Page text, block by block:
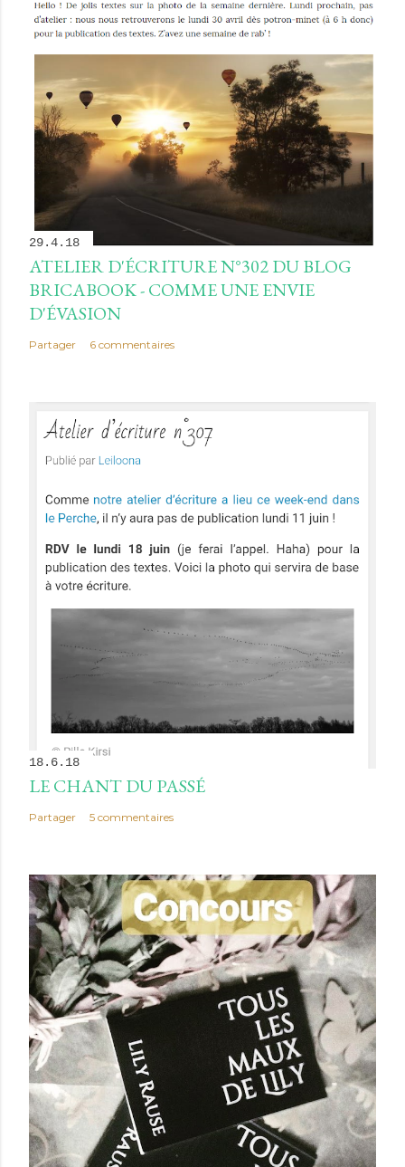
29.4.18
ATELIER D'ÉCRITURE N°302 DU BLOG
BRICABOOK - COMME UNE ENVIE
D'ÉVASION
Partager 6 commentaires
18.6.18
LE CHANT DU PASSÉ
Partager 5 commentaires